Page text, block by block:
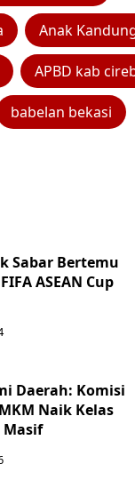
Anak
APBD kab
babelan bekasi
Sabar Bertemu
ASEAN Cup
Daerah: Komisi
Naik Kelas